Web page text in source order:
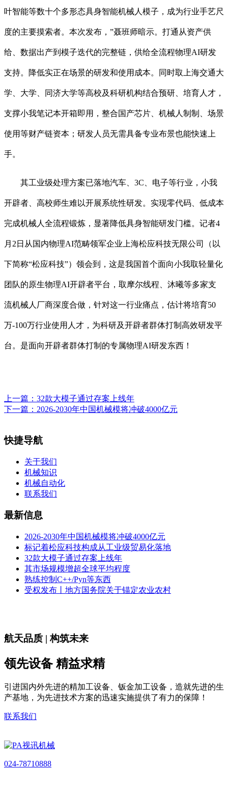
叶智能等数十个多形态具身智能机械人模子，成为行业手艺尺
度的主要摸索者。本次发布，”聂班师暗示。打通从资产供
给、数据出产到模子迭代的完整链，供给全流程物理AI研发
支持。降低实正在场景的研发和使用成本。同时取上海交通大
学、大学、同济大学等高校及科研机构结合预研、培育人才，
支撑小我笔记本开箱即用，整合国产芯片、机械人制制、场景
使用等财产链资本；研发人员无需具备专业布景也能快速上
手。
其工业级处理方案已落地汽车、3C、电子等行业，小我
开辟者、高校师生难以开展系统性研发。实现零代码、低成本
完成机械人全流程锻炼，显著降低具身智能研发门槛。记者4
月2日从国内物理AI范畴领军企业上海松应科技无限公司（以
下简称“松应科技”）领会到，这是我国首个面向小我取轻量化
团队的原生物理AI开辟者平台，取摩尔线程、沐曦等多家支
流机械人厂商深度合做，针对这一行业痛点，估计将培育50
万-100万行业使用人才，为科研及开辟者群体打制高效研发平
台。是面向开辟者群体打制的专属物理AI研发东西！
上一篇： 32款大模子通过存案上线年
下一篇： 2026-2030年中国机械模将冲破4000亿元
快捷导航
关于我们
机械知识
机械自动化
联系我们
最新信息
2026-2030年中国机械模将冲破4000亿元
标记着松应科技构成从工业级贸易化落地
32款大模子通过存案上线年
其市场规模增超全球平均程度
熟练控制C++/Pyn等东西
受权发布丨地方国务院关于锚定农业农村
航天品质 | 构筑未来
领先设备 精益求精
引进国内外先进的精加工设备、钣金加工设备，造就先进的生
产基地，为先进技术方案的迅速实施提供了有力的保障！
联系我们
024-78710888